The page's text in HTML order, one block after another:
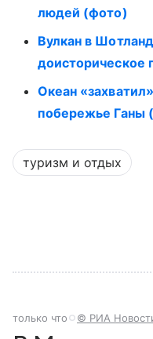
людей (фото)
Вулкан в
доисторическое
Океан
побережье Ганы
туризм и отдых
только что © РИА